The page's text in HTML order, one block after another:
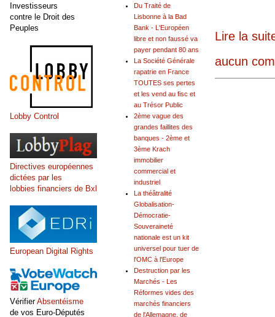
Lire la
aucun
Du Traité de
Lisbonne à la Bad
Bank - L'Européen
libre et non faussé va
payer pendant 80 ans
La Société Générale
rapatrie en France
TOUTES ses pertes
et les vend au fisc et
au Trésor Public
2ème vague des
grandes faillites des
banques - 2ème et
3ème Krach
immobilier
commercial et
industriel
La théâtralité
Globalisation-
Démocratie-
Souveraineté
nationale est un kit
universel pour tuer de
l'OMC à l'Europe
Destruction par les
Marchés - Les
Réformes vides des
marchés financiers
de l'Allemagne, de
Investisseurs
contre le Droit des
Peuples
Lobby Control
Directives européennes
dictées par les
lobbies financiers de Bxl
European Digital Rights
VérifierAbsentéisme
de vos Euro-Députés